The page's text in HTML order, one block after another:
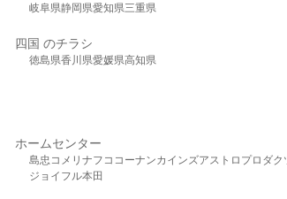
岐阜県静岡県愛知県三重県
四国 のチラシ
徳島県香川県愛媛県高知県
ホームセンター
島忠 コメリ ナフコ コーナンカインズアストロプロダク
ジョイフル本田